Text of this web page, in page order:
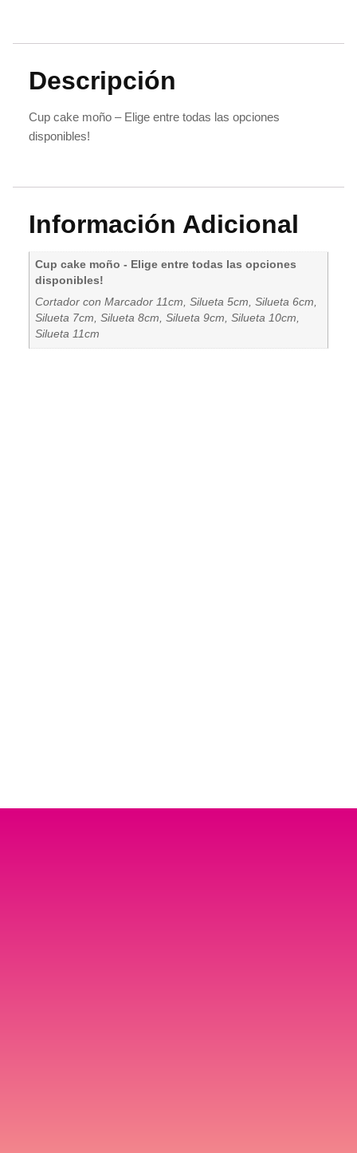
Descripción
Cup cake moño – Elige entre todas las opciones
disponibles!
Información Adicional
Cup cake moño - Elige entre todas las opciones
disponibles!
Cortador con Marcador 11cm, Silueta 5cm, Silueta 6cm,
Silueta 7cm, Silueta 8cm, Silueta 9cm, Silueta 10cm,
Silueta 11cm